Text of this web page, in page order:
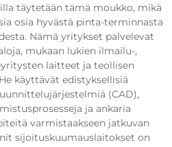
täytetään tämä moukko, mikä
osia hyvästä pinta-terminnasta
Nämä yritykset palvelevat
mukaan lukien ilmailu-,
laitteet ja teollisen
käyttävät edistyksellisiä
(CAD),
ja ankaria
varmistaakseen jatkuvan
sijoituskuumauslaitokset on